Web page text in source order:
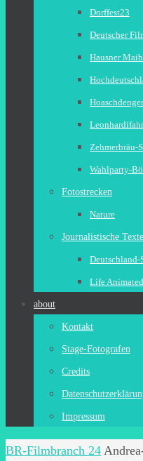
Dorffest23
Deutscher
Hausner
Zehmerbräu-
Wahlparty-
Fotostrecken
Nature
Journalistische Texte
Deutschland-
Life
about
Kontakt
Stage-Fotografen
Credits
Impressum
Start
BR-Filmbranch 24